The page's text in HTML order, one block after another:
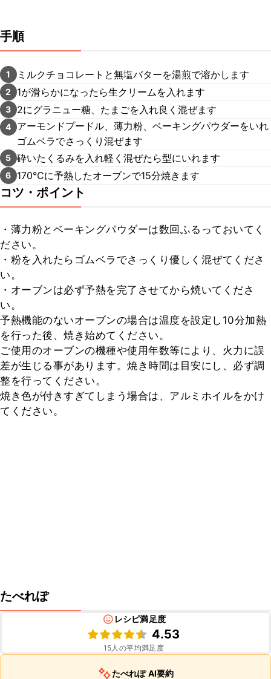
手順
1 ミルクチョコレートと無塩バターを湯煎で溶かします
2 1が滑らかになったら生クリームを入れます
3 2にグラニュー糖、たまごを入れ良く混ぜます
4
アーモンドプードル、薄力粉、ベーキングパウダーをいれ
ゴムベラでさっくり混ぜます
5 砕いたくるみを入れ軽く混ぜたら型にいれます
6 170℃に予熱したオーブンで15分焼きます
コツ・ポイント
・薄力粉とベーキングパウダーは数回ふるっておいてく
ださい。
・粉を入れたらゴムベラでさっくり優しく混ぜてくださ
い。
・オーブンは必ず予熱を完了させてから焼いてくださ
い。
予熱機能のないオーブンの場合は温度を設定し10分加熱
を行った後、焼き始めてください。
ご使用のオーブンの機種や使用年数等により、火力に誤
差が生じる事があります。焼き時間は目安にし、必ず調
整を行ってください。
焼き色が付きすぎてしまう場合は、アルミホイルをかけ
てください。
たべれぽ
レシピ満足度
4.53
15人の平均満足度
たべれぽ AI要約